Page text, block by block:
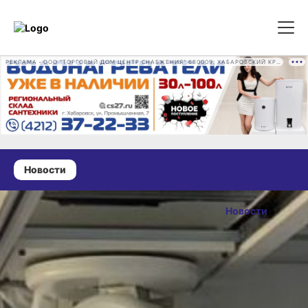
Новости
07 июля 2024 г., 15:00
В Хабаровске
освоили
новую
технологию
лечения
Новости
ОПУБЛИКОВАНО
07 июля 2024 г., 15:00